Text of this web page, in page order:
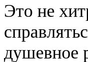
Это не
душевное